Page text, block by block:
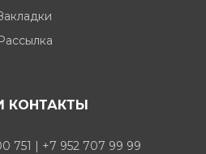
КОНТАКТЫ
751 | +7 952 707 99 99